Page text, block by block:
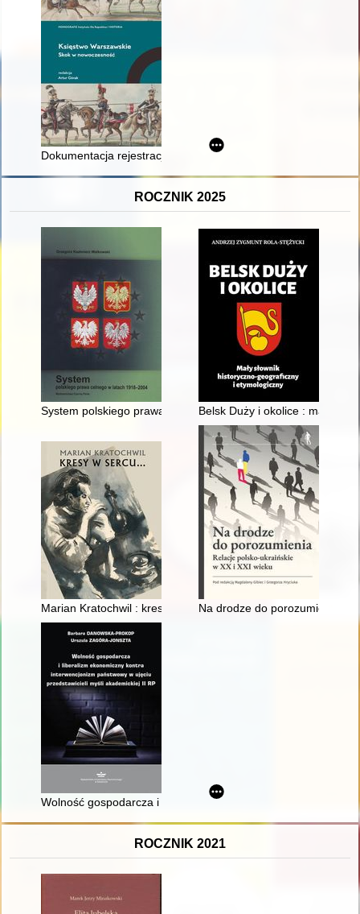
Dokumentacja rejestracji stanu cywilnego w Księstwie
ROCZNIK 2025
System polskiego prawa celnego w latach 1918-2004
Belsk Duży i okolice : mały
Marian Kratochwil : kresy w sercu... : katalog wystawy
Na drodze do porozumienia :
Wolność gospodarcza i liberalizm ekonomiczny kontra
ROCZNIK 2021